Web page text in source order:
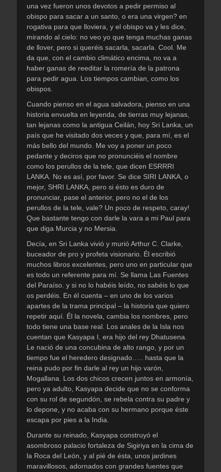
una vez fueron unos devotos a pedir permiso al
obispo para sacar a un santo, o era una virgen? en
rogativa para que lloviera, y el obispo va y les dice,
mirando al cielo: no veo yo que tenga muchas ganas
de llover, pero si queréis sacarla, sacarla. Cool. Me
da que, con el cambio climático encima, no va a
haber ganas de reeditar la romería de la patrona
para pedir agua. Los tiempos cambian, como los
obispos.
Cuando pienso en el agua salvadora, pienso en una
historia envuelta en leyenda, de tierras muy lejanas,
tan lejanas como la antigua Ceilán, hoy Sri Lanka, un
país que he visitado dos veces y que, para mí, es el
más bello del mundo. Me voy a poner un poco
pedante y deciros que no pronunciéis el nombre
como los perullos de la tele, que dicen ESRRRI
LANKA. No es así, por favor. Se dice SIRI LANKA, o
mejor, SHRI LANKA, pero si ésto es duro de
pronunciar, pase el anterior, pero no el de los
perullos de la tele, vale? Un poco de respeto, caray!
Que bastante tengo con darle la vara a mi Paul para
que diga Murcia y no Mersia.
Decía, en Sri Lanka vivió y murió Arthur C. Clarke,
buceador de pro y profeta visionario. Él escribió
muchos libros excelentes, pero uno en particular que
es todo un referente para mí. Se llama Las Fuentes
del Paraíso. y si no lo habéis leído, no sabéis lo que
os perdéis. En él cuenta – en uno de los varios
apartes de la trama principal – la historia que quiero
repetir aquí. Él la novela, cambia los nombres, pero
todo tiene una base real. Los anales de la Isla nos
cuentan que Kasyapa I, era hijo del rey Dhatusena.
Le nació de una concubina de alto rango, y por un
tiempo fue el heredero designado….. hasta que la
reina pudo por fin darle al rey un hijo varón,
Mogallana. Los dos chicos crecen juntos en armonía,
pero ya adulto, Kasyapa decide que no se conforma
con su rol de segundón, se rebela contra su padre y
lo depone, y no acaba con su hermano porque éste
escapa por pies a la India.
Durante su reinado, Kasyapa construyó el
asombroso palacio fortaleza de Sigiriya en la cima de
la Roca del León, y al pié de ésta, unos jardines
maravillosos, adornados con grandes fuentes que